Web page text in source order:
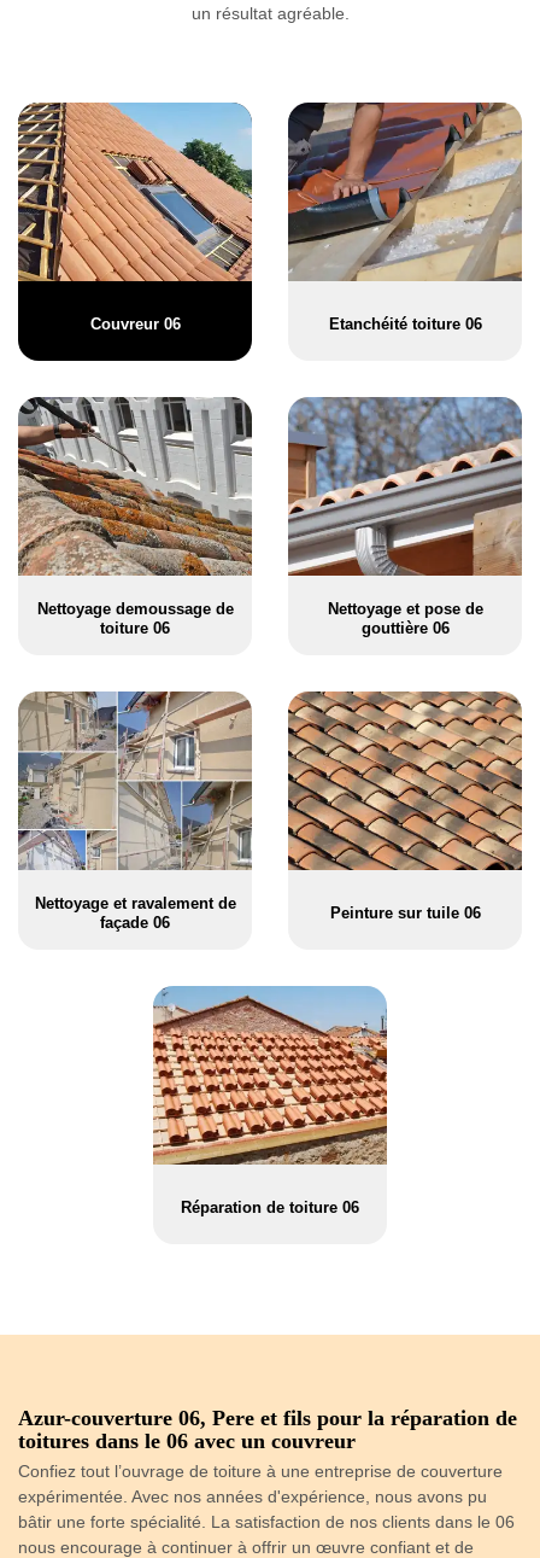
un résultat agréable.
Couvreur 06 Etanchéité toiture 06
Nettoyage demoussage de
toiture 06
Nettoyage et pose de
gouttière 06
Nettoyage et ravalement de
façade 06
Peinture sur tuile 06
Réparation de toiture 06
L’artisan couvreur Azur-couverture 06, Pere et fils, à
votre service dans le 06
Notre entreprise avec des couvreurs spécialistes dans la région
du 06 se charge des services en installation, rénovation et tous
autres travaux de toiture. Cette fonction est devenue une passion
pour nous, que la qualité du travail fait partie de notre priorité.